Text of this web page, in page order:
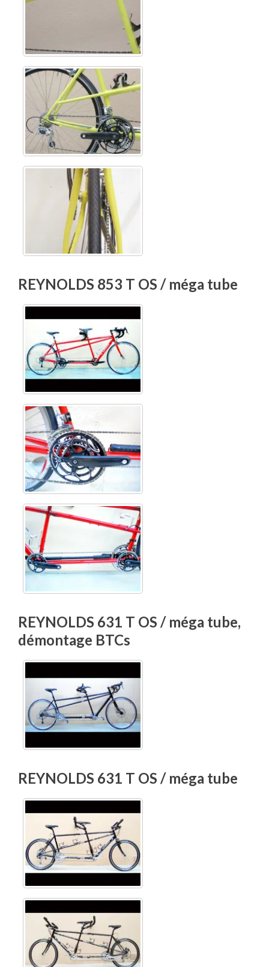
REYNOLDS 853 T OS / méga tube
REYNOLDS 631 T OS / méga tube,
démontage BTCs
REYNOLDS 631 T OS / méga tube